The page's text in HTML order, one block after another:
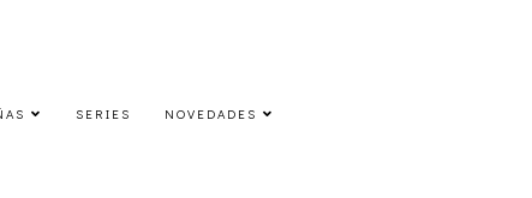
SERIES NOVEDADES